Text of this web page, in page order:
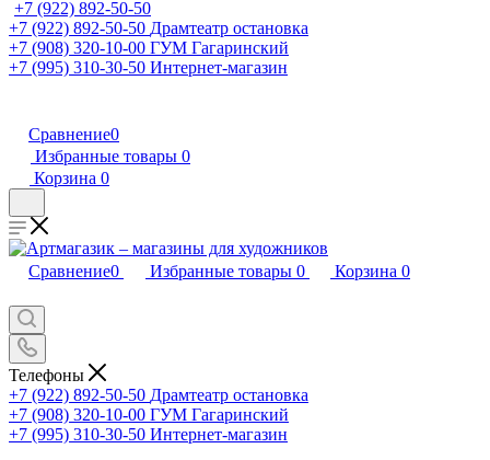
+7 (922) 892-50-50
+7 (922) 892-50-50 Драмтеатр остановка
+7 (908) 320-10-00 ГУМ Гагаринский
+7 (995) 310-30-50 Интернет-магазин
Сравнение0
Избранные товары 0
Корзина 0
Сравнение0 Избранные товары 0 Корзина 0
Телефоны
+7 (922) 892-50-50 Драмтеатр остановка
+7 (908) 320-10-00 ГУМ Гагаринский
+7 (995) 310-30-50 Интернет-магазин